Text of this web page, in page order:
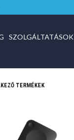
SZOLGÁLTATÁSOK
TERMÉKEK